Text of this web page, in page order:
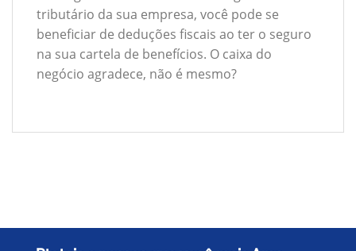
tributário da sua empresa, você pode se
beneficiar de deduções fiscais ao ter o seguro
na sua cartela de benefícios. O caixa do
negócio agradece, não é mesmo?